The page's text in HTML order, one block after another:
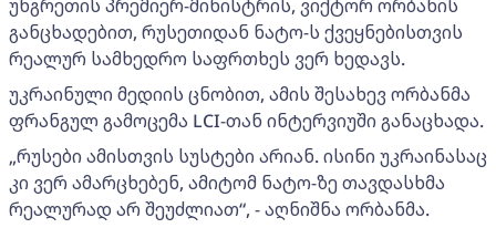
უნგრეთის პრემიერ-მინისტრის, ვიქტორ ორბანის
განცხადებით, რუსეთიდან ნატო-ს ქვეყნებისთვის
რეალურ სამხედრო საფრთხეს ვერ ხედავს.
უკრაინული მედიის ცნობით, ამის შესახევ ორბანმა
ფრანგულ გამოცემა LCI-თან ინტერვიუში განაცხადა.
„რუსები ამისთვის სუსტები არიან. ისინი უკრაინასაც
კი ვერ ამარცხებენ, ამიტომ ნატო-ზე თავდასხმა
რეალურად არ შეუძლიათ“, - აღნიშნა ორბანმა.